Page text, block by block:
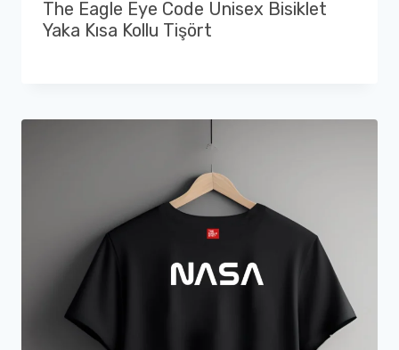
The Eagle Eye Code Unisex Bisiklet
Yaka Kısa Kollu Tişört